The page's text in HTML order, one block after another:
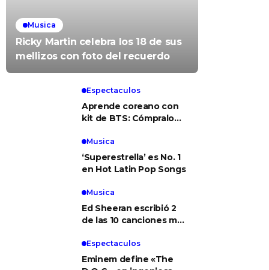
Musica
Ricky Martin celebra los 18 de sus
mellizos con foto del recuerdo
Espectaculos
Aprende coreano con
kit de BTS: Cómpralo
Musica
‘Superestrella’ es No. 1
en Hot Latin Pop Songs
Musica
Ed Sheeran escribió 2
de las 10 canciones más
Espectaculos
Eminem define «The